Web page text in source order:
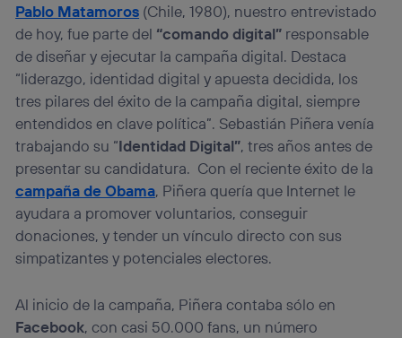
Pablo Matamoros (Chile, 1980), nuestro entrevistado
de hoy, fue parte del “comando digital” responsable
de diseñar y ejecutar la campaña digital. Destaca
“liderazgo, identidad digital y apuesta decidida, los
tres pilares del éxito de la campaña digital, siempre
entendidos en clave política”. Sebastián Piñera venía
trabajando su “Identidad Digital”, tres años antes de
presentar su candidatura. Con el reciente éxito de la
campaña de Obama, Piñera quería que Internet le
ayudara a promover voluntarios, conseguir
donaciones, y tender un vínculo directo con sus
simpatizantes y potenciales electores.
Al inicio de la campaña, Piñera contaba sólo en
Facebook, con casi 50.000 fans, un número
consienta el uso de la tecnología recibirá el mismo
identificador. Típicamente:
Si utilizas unaconexión de banda ancha (p. ej., Wi-Fi),
el marketing o análisis se realizará en función de las
actividades de navegación de los miembros del hogar
que hayan dado su consentimiento.
Si utilizasdatos móviles, el marketing será más
personalizado, ya que se basará únicamente en la
navegación del usuario del móvil.
Puedes gestionar los consentimientos Utiq seleccionando
“Administrar Utiq” en la parte inferior de esta página web o
visitando el portal de privacidad de Utiq
(“consenthub”) . Para más información, consulta
la política de privacidad de Utiq.